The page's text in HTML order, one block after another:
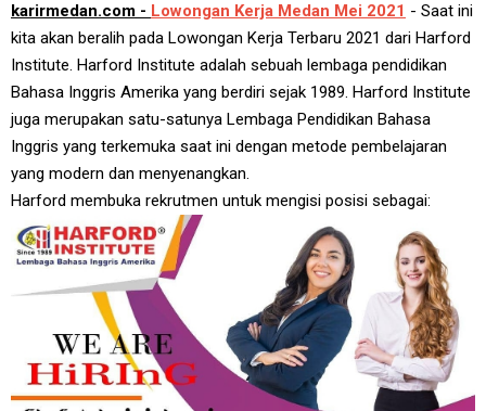
karirmedan.com - Lowongan Kerja Medan Mei 2021 - Saat ini
kita akan beralih pada Lowongan Kerja Terbaru 2021 dari Harford
Institute. Harford Institute adalah sebuah lembaga pendidikan
Bahasa Inggris Amerika yang berdiri sejak 1989. Harford Institute
juga merupakan satu-satunya Lembaga Pendidikan Bahasa
Inggris yang terkemuka saat ini dengan metode pembelajaran
yang modern dan menyenangkan.
Harford membuka rekrutmen untuk mengisi posisi sebagai: